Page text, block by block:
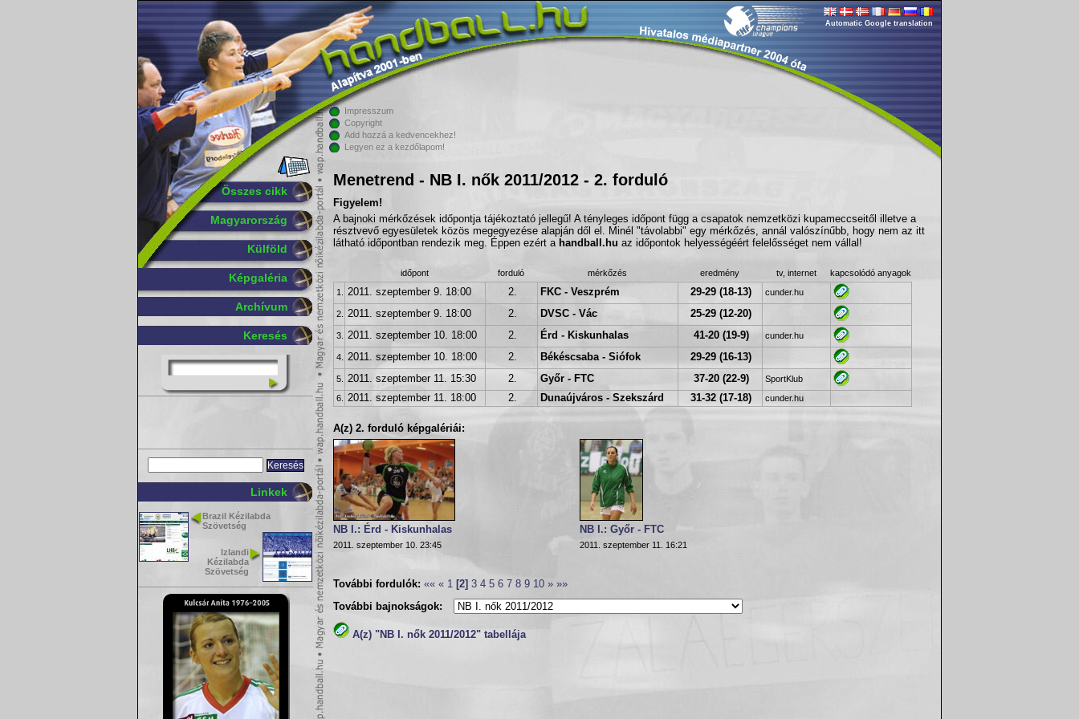
Összes cikk
Magyarország
Külföld
Képgaléria
Archívum
Keresés
Linkek
Brazil Kézilabda
Szövetség
Izlandi
Kézilabda
Szövetség
Automatic Google translation
Impresszum
Copyright
Add hozzá a kedvencekhez!
Legyen ez a kezdőlapom!
Menetrend - NB I. nők 2011/2012 - 2. forduló
Figyelem!
A bajnoki mérkőzések időpontja tájékoztató jellegű! A tényleges időpont függ a csapatok nemzetközi kupameccseitől illetve a
résztvevő egyesületek közös megegyezése alapján dől el. Minél "távolabbi" egy mérkőzés, annál valószínűbb, hogy nem az itt
látható időpontban rendezik meg. Éppen ezért a handball.hu az időpontok helyességéért felelősséget nem vállal!
időpont forduló mérkőzés eredmény tv, internet
kapcsolódó anyagok
1.
2011. szeptember 9. 18:00 2. FKC - Veszprém 29-29 (18-13) cunder.hu
2. 2011. szeptember 9. 18:00 2. DVSC - Vác 25-29 (12-20)
3. 2011. szeptember 10. 18:00 2. Érd - Kiskunhalas 41-20 (19-9) cunder.hu
4. 2011. szeptember 10. 18:00 2. Békéscsaba - Siófok 29-29 (16-13)
5. 2011. szeptember 11. 15:30 2. Győr - FTC 37-20 (22-9)
SportKlub
6.
2011. szeptember 11. 18:00 2. Dunaújváros - Szekszárd 31-32 (17-18) cunder.hu
A(z) 2. forduló képgalériái:
NB I.: Érd - Kiskunhalas
2011. szeptember 10. 23:45
NB I.: Győr - FTC
2011. szeptember 11. 16:21
További fordulók: «« « 1 [2] 3 4 5 6 7 8 9 10 » »»
További bajnokságok:
A(z) "NB I. nők 2011/2012" tabellája